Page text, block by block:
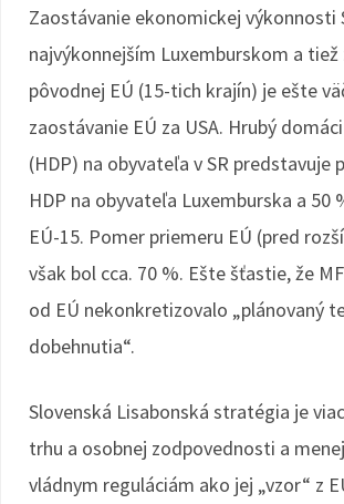
Zaostávanie ekonomickej výkonnosti
najvýkonnejším Luxemburskom a
pôvodnej EÚ (15-tich krajín) je ešte
zaostávanie EÚ za USA. Hrubý
(HDP) na obyvateľa v SR predstavuje
HDP na obyvateľa Luxemburska a 50
EÚ-15. Pomer priemeru EÚ (pred
však bol cca. 70 %. Ešte šťastie, že
od EÚ nekonkretizovalo „plánovaný
dobehnutia“.
Slovenská Lisabonská stratégia je
trhu a osobnej zodpovednosti a
vládnym reguláciám ako jej „vzor“ z